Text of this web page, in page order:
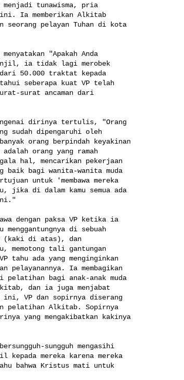
menjadi tunawisma, pria
ini. Ia memberikan Alkitab
seorang pelayan Tuhan di kota
"Apakah Anda
ia tidak lagi merobek
50.000 traktat kepada
seberapa kuat VP telah
surat ancaman dari
dirinya tertulis, "Orang
sudah dipengaruhi oleh
orang berpindah keyakinan
orang yang ramah
hal, mencarikan pekerjaan
baik bagi wanita-wanita muda
untuk 'membawa mereka
jika di dalam kamu semua ada
dengan paksa VP ketika ia
di sebuah
(kaki di atas), dan
memotong tali gantungan
tahu ada yang menginginkan
pelayanannya. Ia membagikan
bagi anak-anak muda
dan ia juga menjabat
ini, VP dan sopirnya diserang
pelatihan Alkitab. Sopirnya
yang mengakibatkan kakinya
sungguh mengasihi
kepada mereka karena mereka
bahwa Kristus mati untuk